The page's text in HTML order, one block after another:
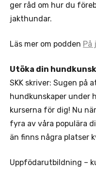
ger råd om hur du
jakthundar.
Läs mer om podden På
Utöka din
SKK skriver: Sugen på
hundkunskaper under
kurserna för dig! Nu
fyra av våra populära
än finns några platser
Uppfödarutbildning –